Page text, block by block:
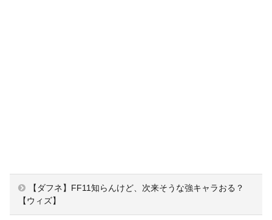
【ダフネ】FF11知らんけど、次来そうな強キャラおる？
【ウィズ】